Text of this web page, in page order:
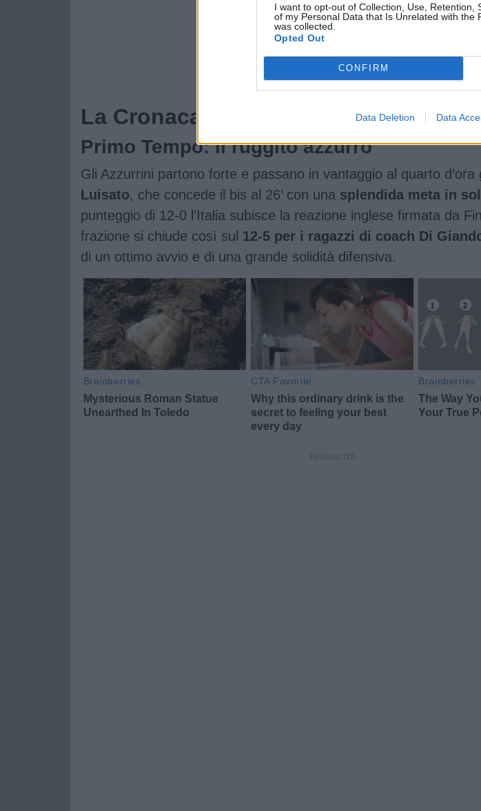
I want to opt-out of Collection, Use, Retention,
of my Personal Data that Is Unrelated with the
was collected.
Opted Out
CONFIRM
Data Deletion Data
La Cronaca della Gara di Calvisano
Primo Tempo: Il ruggito azzurro
Gli Azzurrini partono forte e passano in vantaggio al quarto d’ora
Luisato, che concede il bis al 26’ con una splendida meta in
punteggio di 12-0 l’Italia subisce la reazione inglese firmata da
frazione si chiude così sul 12-5 per i ragazzi di coach Di
di un ottimo avvio e di una grande solidità difensiva.